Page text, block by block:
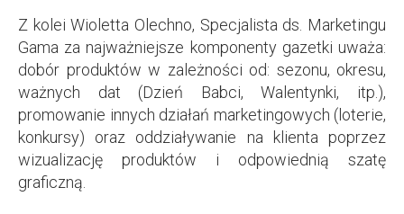
Z kolei Wioletta Olechno, Specjalista ds. Marketingu
Gama za najważniejsze komponenty gazetki uważa:
dobór produktów w zależności od: sezonu, okresu,
ważnych dat (Dzień Babci, Walentynki, itp.),
promowanie innych działań marketingowych (loterie,
konkursy) oraz oddziaływanie na klienta poprzez
wizualizację produktów i odpowiednią szatę
graficzną.